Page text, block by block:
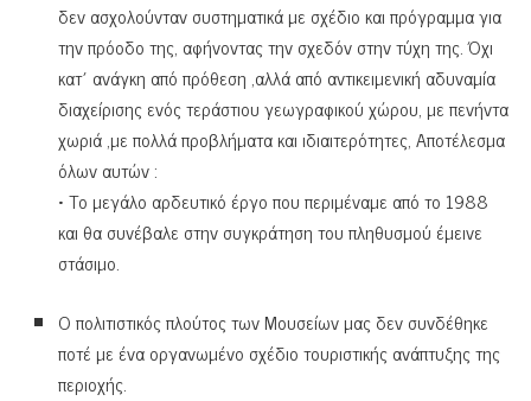
δεν ασχολούνταν συστηματικά με σχέδιο και πρόγραμμα για
την πρόοδο της, αφήνοντας την σχεδόν στην τύχη της. Όχι
κατ΄ ανάγκη από πρόθεση ,αλλά από αντικειμενική αδυναμία
διαχείρισης ενός τεράστιου γεωγραφικού χώρου, με πενήντα
χωριά ,με πολλά προβλήματα και ιδιαιτερότητες, Αποτέλεσμα
όλων αυτών :
• Το μεγάλο αρδευτικό έργο που περιμέναμε από το 1988
και θα συνέβαλε στην συγκράτηση του πληθυσμού έμεινε
στάσιμο.
Ο πολιτιστικός πλούτος των Μουσείων μας δεν συνδέθηκε
ποτέ με ένα οργανωμένο σχέδιο τουριστικής ανάπτυξης της
περιοχής.